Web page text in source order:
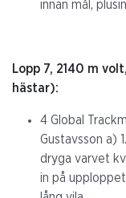
innan mål,
Lopp 7, 2140 m
hästar):
4 Global
Gustavsson a)
dryga varvet
in på